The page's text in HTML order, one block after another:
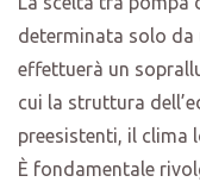
determinata solo
effettuerà un
cui la struttura
preesistenti, il clima
È fondamentale